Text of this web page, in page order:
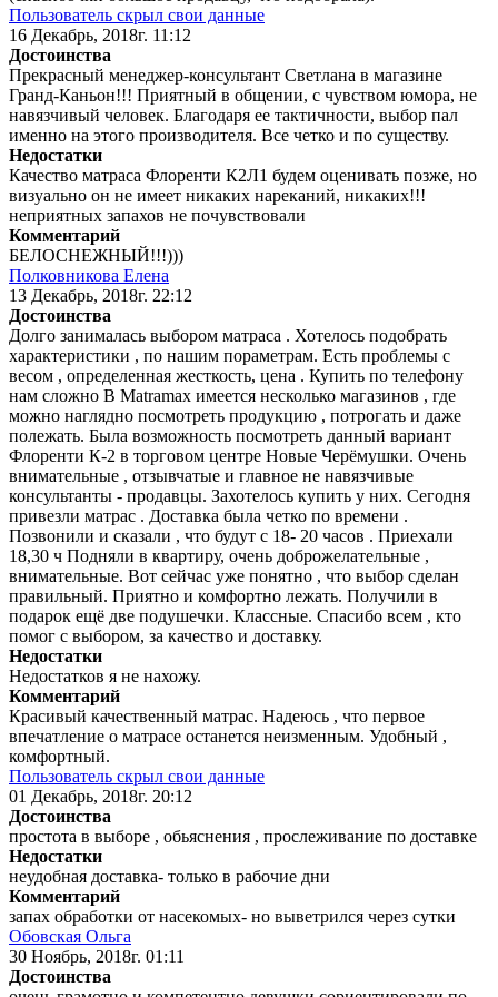
Пользователь скрыл свои данные
16 Декабрь, 2018г. 11:12
Достоинства
Прекрасный менеджер-консультант Светлана в магазине
Гранд-Каньон!!! Приятный в общении, с чувством юмора, не
навязчивый человек. Благодаря ее тактичности, выбор пал
именно на этого производителя. Все четко и по существу.
Недостатки
Качество матраса Флоренти К2Л1 будем оценивать позже, но
визуально он не имеет никаких нареканий, никаких!!!
неприятных запахов не почувствовали
Комментарий
БЕЛОСНЕЖНЫЙ!!!)))
Полковникова Елена
13 Декабрь, 2018г. 22:12
Достоинства
Долго занималась выбором матраса . Хотелось подобрать
характеристики , по нашим пораметрам. Есть проблемы с
весом , определенная жесткость, цена . Купить по телефону
нам сложно В Matramax имеется несколько магазинов , где
можно наглядно посмотреть продукцию , потрогать и даже
полежать. Была возможность посмотреть данный вариант
Флоренти К-2 в торговом центре Новые Черёмушки. Очень
внимательные , отзывчатые и главное не навязчивые
консультанты - продавцы. Захотелось купить у них. Сегодня
привезли матрас . Доставка была четко по времени .
Позвонили и сказали , что будут с 18- 20 часов . Приехали
18,30 ч Подняли в квартиру, очень доброжелательные ,
внимательные. Вот сейчас уже понятно , что выбор сделан
правильный. Приятно и комфортно лежать. Получили в
подарок ещё две подушечки. Классные. Спасибо всем , кто
помог с выбором, за качество и доставку.
Недостатки
Недостатков я не нахожу.
Комментарий
Красивый качественный матрас. Надеюсь , что первое
впечатление о матрасе останется неизменным. Удобный ,
комфортный.
Пользователь скрыл свои данные
01 Декабрь, 2018г. 20:12
Достоинства
простота в выборе , обьяснения , прослеживание по доставке
Недостатки
неудобная доставка- только в рабочие дни
Комментарий
запах обработки от насекомых- но выветрился через сутки
Обовская Ольга
30 Ноябрь, 2018г. 01:11
Достоинства